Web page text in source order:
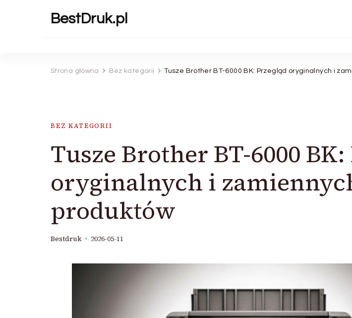
BestDruk.pl
Strona główna Bez kategorii Tusze Brother BT-6000 BK: Przegląd oryginalnych i
BEZ KATEGORII
Tusze Brother BT-6000
oryginalnych i
produktów
Bestdruk 2026-05-11